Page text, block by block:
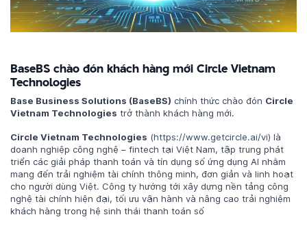
BaseBS chào đón khách hàng mới Circle Vietnam
Technologies
Base Business Solutions (BaseBS) chính thức chào đón Circle
Vietnam Technologies trở thành khách hàng mới.
Circle Vietnam Technologies (https://www.getcircle.ai/vi) là
doanh nghiệp công nghệ – fintech tại Việt Nam, tập trung phát
triển các giải pháp thanh toán và tín dụng số ứng dụng AI nhằm
mang đến trải nghiệm tài chính thông minh, đơn giản và linh hoạt
cho người dùng Việt. Công ty hướng tới xây dựng nền tảng công
nghệ tài chính hiện đại, tối ưu vận hành và nâng cao trải nghiệm
khách hàng trong hệ sinh thái thanh toán số